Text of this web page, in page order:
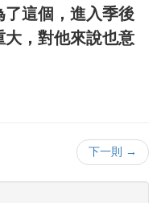
這個，進入季後
，對他來說也意
下一則 →